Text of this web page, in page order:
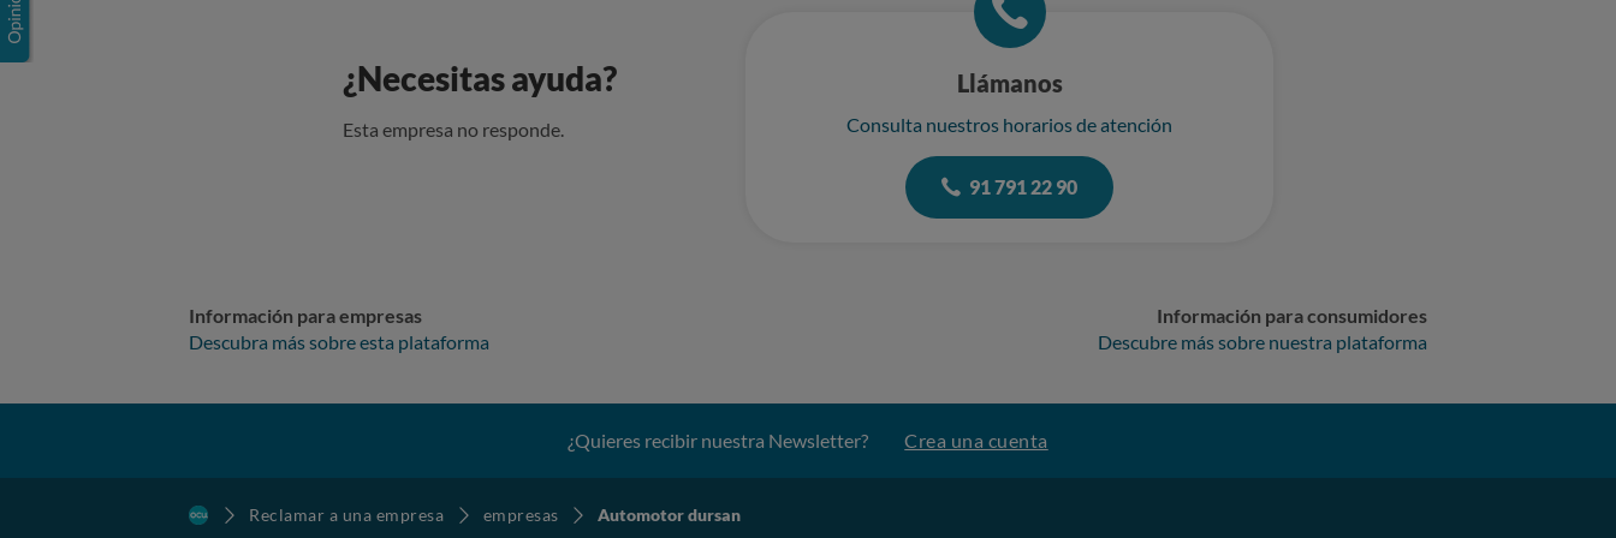
¿Necesitas ayuda?
Esta empresa no responde.
Llámanos
Consulta nuestros horarios de atención
91 791 22 90
Información para empresas
Descubra más sobre esta plataforma
Información para consumidores
Descubre más sobre nuestra plataforma
¿Quieres recibir nuestra Newsletter? Crea una cuenta
Reclamar a una empresa empresas Automotor dursan